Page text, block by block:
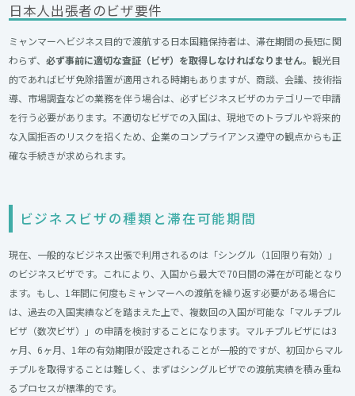
日本人出張者のビザ要件
ミャンマーへビジネス目的で渡航する日本国籍保持者は、滞在期間の長短に関
わらず、必ず事前に適切な査証（ビザ）を取得しなければなりません。観光目
的であればビザ免除措置が適用される時期もありますが、商談、会議、技術指
導、市場調査などの業務を伴う場合は、必ずビジネスビザのカテゴリーで申請
を行う必要があります。不適切なビザでの入国は、現地でのトラブルや将来的
な入国拒否のリスクを招くため、企業のコンプライアンス遵守の観点からも正
確な手続きが求められます。
ビジネスビザの種類と滞在可能期間
現在、一般的なビジネス出張で利用されるのは「シングル（1回限り有効）」
のビジネスビザです。これにより、入国から最大で70日間の滞在が可能となり
ます。もし、1年間に何度もミャンマーへの渡航を繰り返す必要がある場合に
は、過去の入国実績などを踏まえた上で、複数回の入国が可能な「マルチプル
ビザ（数次ビザ）」の申請を検討することになります。マルチプルビザには3
ヶ月、6ヶ月、1年の有効期限が設定されることが一般的ですが、初回からマル
チプルを取得することは難しく、まずはシングルビザでの渡航実績を積み重ね
るプロセスが標準的です。